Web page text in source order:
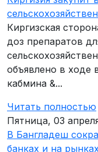
Киргизская
доз препаратов
объявлено в ходе
кабмина &...
Читать полностью
Пятница, 03
В Бангладеш
банках и на